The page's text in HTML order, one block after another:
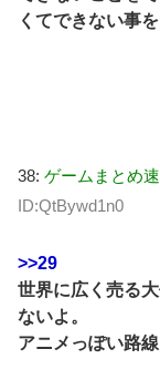
くてできない事
38: ゲームまとめ
ID:QtBywd1n0
>>29
世界に広く売る
ないよ。
アニメっぽい路